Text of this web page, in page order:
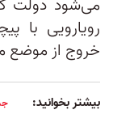
می‌شود دولت
رویارویی با
خروج از موضع
بیشتر بخوانید: